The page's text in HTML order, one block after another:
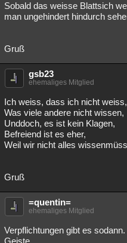
Sobald das weisse Blattsich
man ungehindert hindurch
Gruß
gsb23
ehemaliges Mitglied
Ich weiss, dass ich nicht weiss,
Was viele andere nicht wissen,
Unddoch, es ist kein Klagen,
Befreiend ist es eher,
Weil wir nicht alles
Gruß
=quentin=
ehemaliges Mitglied
Verpflichtungen gibt es
Geiste.